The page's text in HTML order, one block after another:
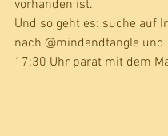
vorhanden ist.
Und so geht es: suche auf
nach @mindandtangle und
17:30 Uhr parat mit dem